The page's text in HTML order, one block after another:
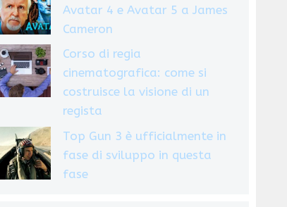
Avatar 4 e Avatar 5 a James
Cameron
Corso di regia
cinematografica: come si
costruisce la visione di un
regista
Top Gun 3 è ufficialmente in
fase di sviluppo in questa
fase